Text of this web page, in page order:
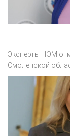
Эксперты НОМ
Смоленской